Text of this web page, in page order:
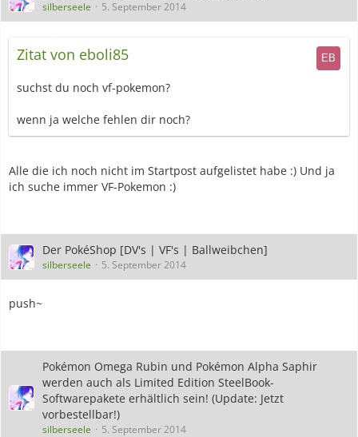
silberseele 5. September 2014
Zitat von eboli85
suchst du noch vf-pokemon?
wenn ja welche fehlen dir noch?
Alle die ich noch nicht im Startpost aufgelistet habe :) Und ja
ich suche immer VF-Pokemon :)
Der PokéShop [DV's | VF's | Ballweibchen]
silberseele 5. September 2014
push~
Pokémon Omega Rubin und Pokémon Alpha Saphir
werden auch als Limited Edition SteelBook-
Softwarepakete erhältlich sein! (Update: Jetzt
vorbestellbar!)
silberseele 5. September 2014